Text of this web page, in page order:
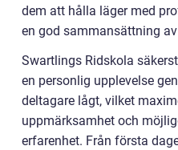
dem att hålla läger med
en god sammansättning
Swartlings Ridskola
en personlig upplevelse
deltagare lågt, vilket
uppmärksamhet och
erfarenhet. Från första